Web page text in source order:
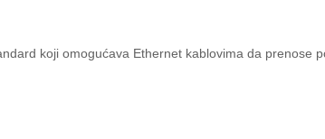
koji omogućava Ethernet kablovima da prenose